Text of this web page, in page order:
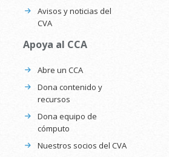
Avisos y noticias del
CVA
Apoya al CCA
Abre un CCA
Dona contenido y
recursos
Dona equipo de
cómputo
Nuestros socios del CVA